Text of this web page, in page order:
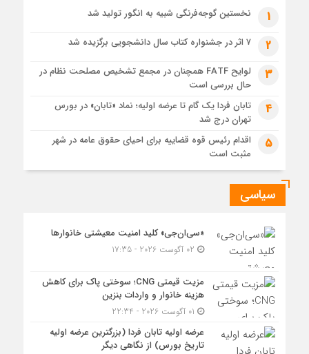
حل موانع صادرات برق
1 نخستین گوجه‌فرنگی شبیه به انگور تولید شد
2 ۷ اثر در جشنواره کتاب سال دانشجویی برگزیده شد
3
لوایح FATF همچنان در مجمع تشخیص مصلحت نظام در
حال بررسی است
4
تابان فردا یک گام تا عرضه اولیه؛ نماد «تابان» در بورس
تهران درج شد
5
اقدام رئیس قوه قضاییه برای احیای حقوق عامه در شهر
مثبت است
سیاسی
«سی‌ان‌جی» کلید امنیت معیشتی خانوارها
مزیت قیمتی CNG؛ سوختی پاک برای کاهش
هزینه خانوار و واردات بنزین
عرضه اولیه تابان فردا (بزرگترین عرضه اولیه
تاریخ بورس) از نگاهی دیگر